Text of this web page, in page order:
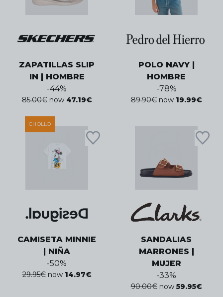
ZAPATILLAS SLIP
IN | HOMBRE
-44%
85.00€ now 47.19€
POLO NAVY |
HOMBRE
-78%
89.90€ now 19.99€
CHOLLO
CAMISETA MINNIE
| NIÑA
-50%
29.95€ now 14.97€
SANDALIAS
MARRONES |
MUJER
-33%
90.00€ now 59.95€